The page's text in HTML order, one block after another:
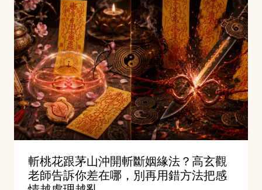
斬桃花跟茅山沖開斬斷姻緣法？高玄觀
老師告訴你差在哪，別再用錯方法把感